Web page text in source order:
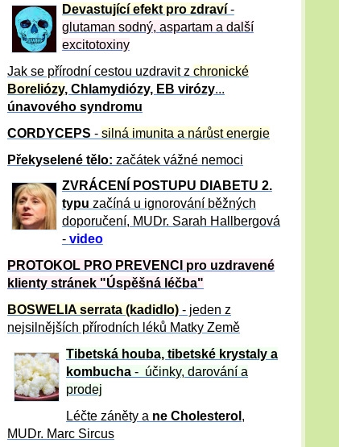
Devastující efekt pro zdraví-
glutaman sodný, aspartam a další
excitotoxiny
Jak se přírodní cestou uzdravit z chronické
Boreliózy, Chlamydiózy, EB virózy...
únavového syndromu
CORDYCEPS - silná imunita a nárůst energie
Překyselené tělo: začátek vážné nemoci
ZVRÁCE NÍ POSTUPU DIABETU 2.
typu začíná u ignorování běžných
doporučení, MUDr. Sarah Hallbergová
- video
PROTOKOL PRO PREVENCI pro uzdravené
klienty stránek "Úspěšná léčba"
BOSWELIA serrata (kadidlo) - jeden z
nejsilnějších přírodních léků Matky Země
Tibetská houba, tibetské krystaly a
kombucha - účinky, darování a
prodej
Léčte záněty a ne Cholesterol ,
MUDr. Marc Sircus